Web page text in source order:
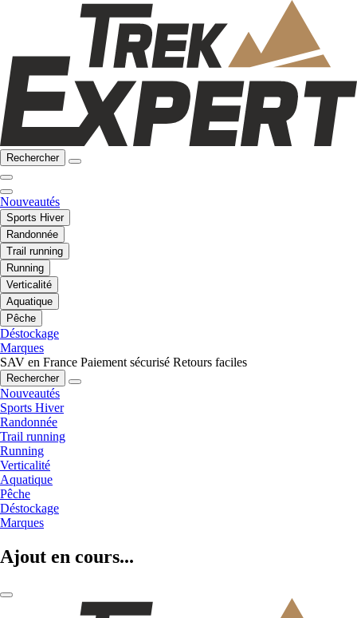
Rechercher
Nouveautés
Sports Hiver
Randonnée
Trail running
Running
Verticalité
Aquatique
Pêche
Déstockage
Marques
SAV en France Paiement sécurisé Retours faciles
Rechercher
Nouveautés
Sports Hiver
Randonnée
Trail running
Running
Verticalité
Aquatique
Pêche
Déstockage
Marques
Ajout en cours...